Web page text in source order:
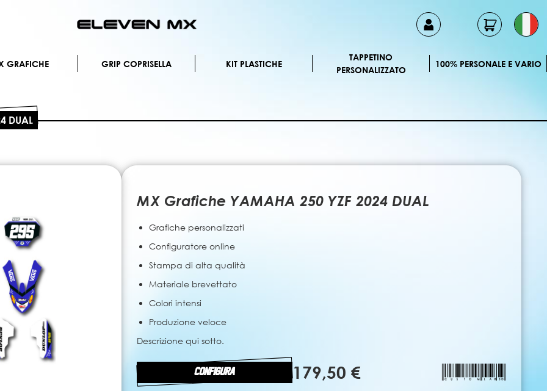
al
GRAFICHE GRIP COPRISELLA KIT PLASTICHE
TAPPETINO
PERSONALIZZATO
100% PERSONALE E VARIO
DUAL
MX Grafiche YAMAHA 250 YZF 2024 DUAL
Grafiche personalizzati
Configuratore online
Stampa di alta qualità
Materiale brevettato
Colori intensi
Produzione veloce
Descrizione qui sotto.
CONFIGURA 179,50 €